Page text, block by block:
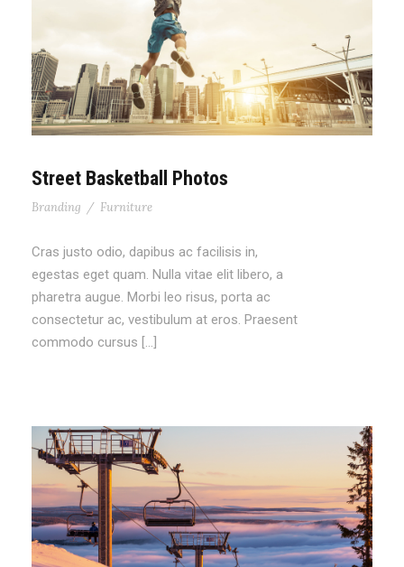
Street Basketball Photos
Branding / Furniture
Cras justo odio, dapibus ac facilisis in,
egestas eget quam. Nulla vitae elit libero, a
pharetra augue. Morbi leo risus, porta ac
consectetur ac, vestibulum at eros. Praesent
commodo cursus […]